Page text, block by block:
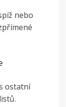
nebo
ostatní